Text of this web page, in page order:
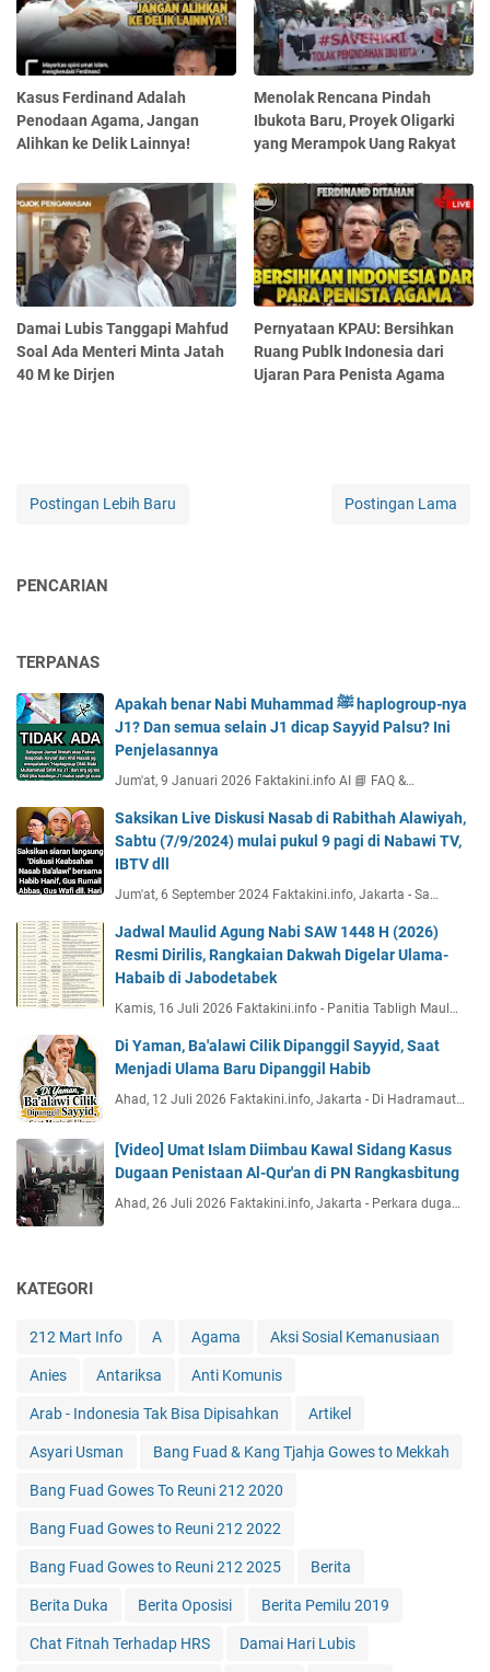
Kasus Ferdinand Adalah
Penodaan Agama, Jangan
Alihkan ke Delik Lainnya!
Menolak Rencana Pindah
Ibukota Baru, Proyek Oligarki
yang Merampok Uang Rakyat
Damai Lubis Tanggapi Mahfud
Soal Ada Menteri Minta Jatah
40 M ke Dirjen
Pernyataan KPAU: Bersihkan
Ruang Publk Indonesia dari
Ujaran Para Penista Agama
Postingan Lebih Baru Postingan Lama
PENCARIAN
TERPANAS
Apakah benar Nabi Muhammad ﷺ haplogroup-nya
J1? Dan semua selain J1 dicap Sayyid Palsu? Ini
Penjelasannya
Jum'at, 9 Januari 2026 Faktakini.info AI 📘 FAQ &…
Saksikan Live Diskusi Nasab di Rabithah Alawiyah,
Sabtu (7/9/2024) mulai pukul 9 pagi di Nabawi TV,
IBTV dll
Jum'at, 6 September 2024 Faktakini.info, Jakarta - Sa…
Jadwal Maulid Agung Nabi SAW 1448 H (2026)
Resmi Dirilis, Rangkaian Dakwah Digelar Ulama-
Habaib di Jabodetabek
Kamis, 16 Juli 2026 Faktakini.info - Panitia Tabligh Maul…
Di Yaman, Ba'alawi Cilik Dipanggil Sayyid, Saat
Menjadi Ulama Baru Dipanggil Habib
Ahad, 12 Juli 2026 Faktakini.info, Jakarta - Di Hadramaut…
[Video] Umat Islam Diimbau Kawal Sidang Kasus
Dugaan Penistaan Al-Qur'an di PN Rangkasbitung
Ahad, 26 Juli 2026 Faktakini.info, Jakarta - Perkara duga…
KATEGORI
212 Mart Info A Agama Aksi Sosial Kemanusiaan
Anies Antariksa Anti Komunis
Arab - Indonesia Tak Bisa Dipisahkan Artikel
Asyari Usman Bang Fuad & Kang Tjahja Gowes to Mekkah
Bang Fuad Gowes To Reuni 212 2020
Bang Fuad Gowes to Reuni 212 2022
Bang Fuad Gowes to Reuni 212 2025 Berita
Berita Duka Berita Oposisi Berita Pemilu 2019
Chat Fitnah Terhadap HRS Damai Hari Lubis